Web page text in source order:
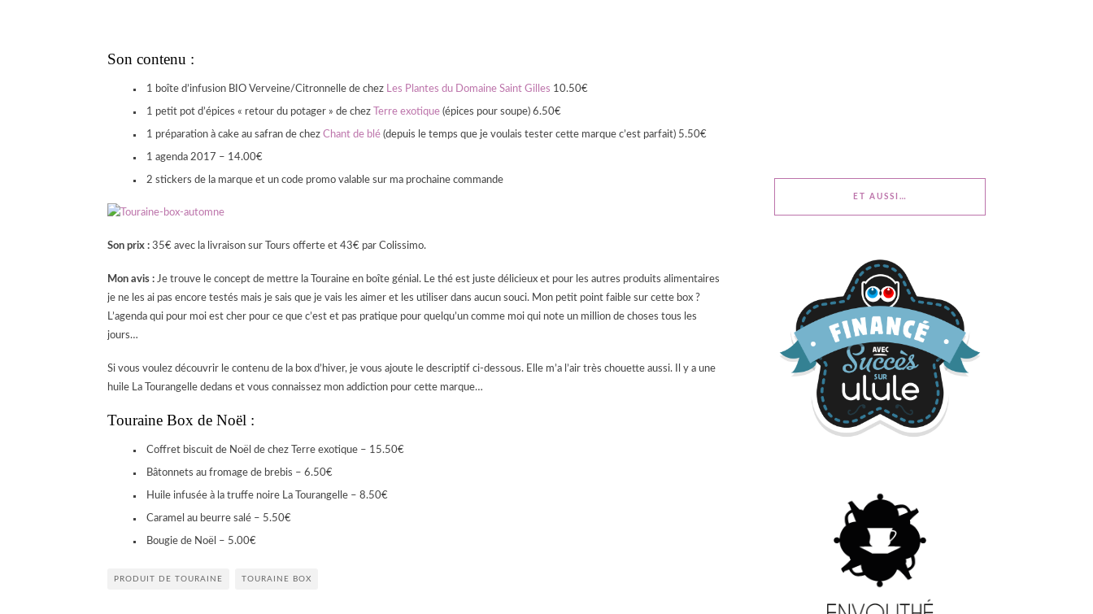
Son contenu :
1 boîte d’infusion BIO Verveine/Citronnelle de chez Les Plantes du Domaine Saint Gilles 10.50€
1 petit pot d’épices « retour du potager » de chez Terre exotique (épices pour soupe) 6.50€
1 préparation à cake au safran de chez Chant de blé (depuis le temps que je voulais tester cette marque c’est parfait) 5.50€
1 agenda 2017 – 14.00€
2 stickers de la marque et un code promo valable sur ma prochaine commande
Son prix : 35€ avec la livraison sur Tours offerte et 43€ par Colissimo.
Mon avis : Je trouve le concept de mettre la Touraine en boîte génial. Le thé est juste délicieux et pour les autres produits alimentaires
je ne les ai pas encore testés mais je sais que je vais les aimer et les utiliser dans aucun souci. Mon petit point faible sur cette box ?
L’agenda qui pour moi est cher pour ce que c’est et pas pratique pour quelqu’un comme moi qui note un million de choses tous les
jours…
Si vous voulez découvrir le contenu de la box d’hiver, je vous ajoute le descriptif ci-dessous. Elle m’a l’air très chouette aussi. Il y a une
huile La Tourangelle dedans et vous connaissez mon addiction pour cette marque…
Touraine Box de Noël :
Coffret biscuit de Noël de chez Terre exotique – 15.50€
Bâtonnets au fromage de brebis – 6.50€
Huile infusée à la truffe noire La Tourangelle – 8.50€
Caramel au beurre salé – 5.50€
Bougie de Noël – 5.00€
PRODUIT DE TOURAINE TOURAINE BOX
ET AUSSI…